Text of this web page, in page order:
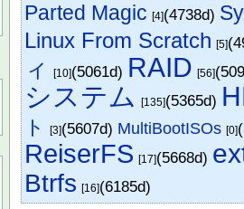
Parted Magic [4](4738d)
Linux From Scratch [5]
ィ [10](5061d) RAID [56]
システム [135](5365d)
ト [3](5607d) MultiBootISOs [0]
ReiserFS [17](5668d)
Btrfs [16](6185d)